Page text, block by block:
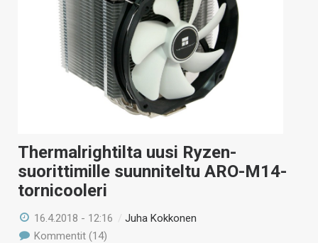
Thermalrightilta uusi Ryzen-
suorittimille suunniteltu ARO-M14-
tornicooleri
16.4.2018 - 12:16 /Juha Kokkonen
Kommentit (14)